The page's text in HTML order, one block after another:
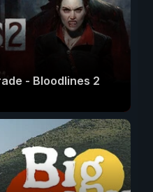
- Bloodlines 2